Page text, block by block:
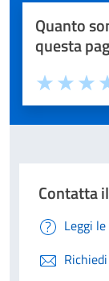
Quanto
questa
Valuta 2
Valuta 1
Contatta
Leggi